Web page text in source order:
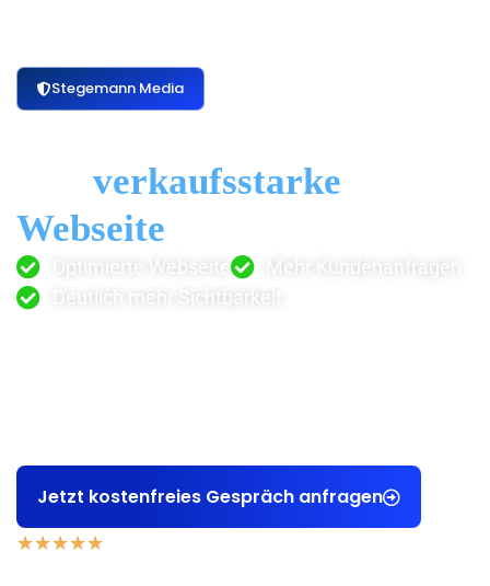
Stegemann Media
verkaufsstarke
Webseite
Optimierte Webseite
Mehr Kundenanfragen
Jetzt kostenfreies Gespräch anfragen
★★★★★